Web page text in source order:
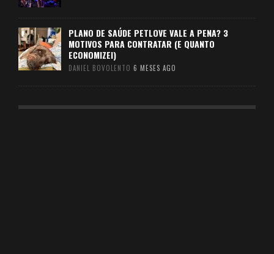
PLANO DE SAÚDE PETLOVE VALE A PENA? 3
MOTIVOS PARA CONTRATAR (E QUANTO
ECONOMIZEI)
DANIEL BOVOLENTO 6 MESES AGO